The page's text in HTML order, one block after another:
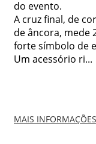
do evento.
A cruz final, de
de âncora, mede
forte símbolo de
Um acessório ri...
MAIS INFORMAÇÕES